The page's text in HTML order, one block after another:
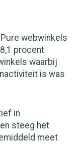
webwinkels
procent
waarbij
is was
in
steeg het
meet